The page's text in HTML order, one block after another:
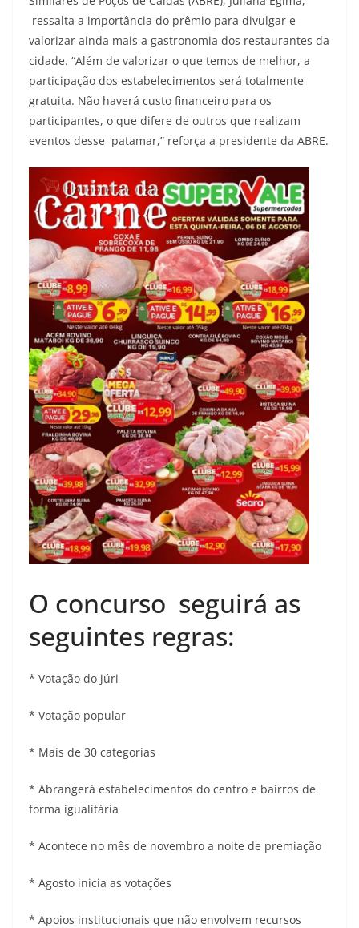
ressalta a importância do prêmio para divulgar e
valorizar ainda mais a gastronomia dos restaurantes da
cidade. “Além de valorizar o que temos de melhor, a
participação dos estabelecimentos será totalmente
gratuita. Não haverá custo financeiro para os
participantes, o que difere de outros que realizam
eventos desse patamar,” reforça a presidente da ABRE.
O concurso seguirá as
seguintes regras:
* Votação do júri
* ⁠Votação popular
* Mais de 30 categorias
* Abrangerá estabelecimentos do centro e bairros de
forma igualitária
* Acontece no mês de novembro a noite de premiação
* Agosto inicia as votações
* ⁠Apoios institucionais que não envolvem recursos